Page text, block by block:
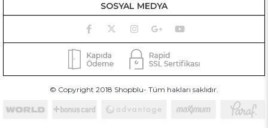
SOSYAL MEDYA
© Copyright 2018 Shopblu- Tüm hakları saklıdır.